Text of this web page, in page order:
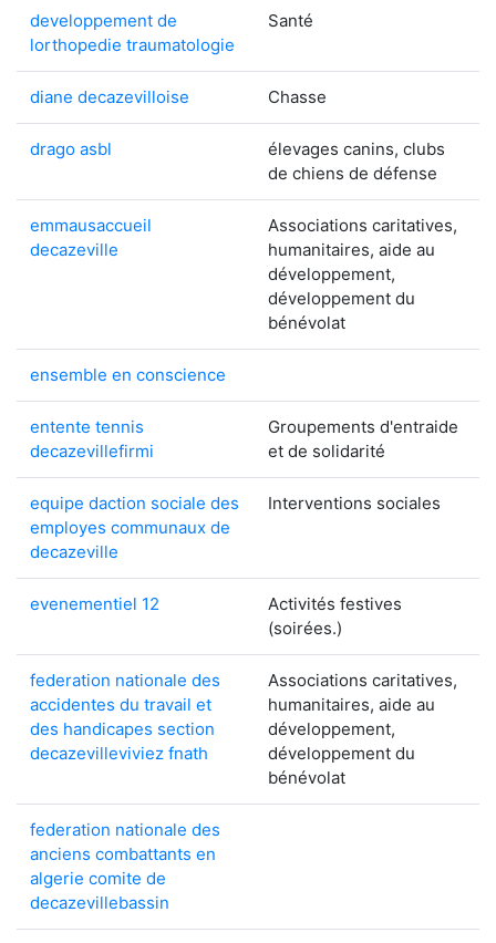
developpement de
lorthopedie traumatologie
Santé
diane decazevilloise Chasse
drago asbl
élevages canins, clubs
de chiens de défense
emmausaccueil
decazeville
Associations caritatives,
humanitaires, aide au
développement,
développement du
bénévolat
ensemble en conscience
entente tennis
decazevillefirmi
Groupements d'entraide
et de solidarité
equipe daction sociale des
employes communaux de
decazeville
Interventions sociales
evenementiel 12
Activités festives
(soirées.)
federation nationale des
accidentes du travail et
des handicapes section
decazevilleviviez fnath
Associations caritatives,
humanitaires, aide au
développement,
développement du
bénévolat
federation nationale des
anciens combattants en
algerie comite de
decazevillebassin